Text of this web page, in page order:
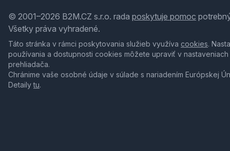
© 2001–2026 B2M.CZ s.r.o. rada poskytuje pomoc
Všetky práva vyhradené.
Táto stránka v rámci poskytovania služieb využíva cookies.
používania a dostupnosti cookies môžete upraviť v nastaveniach
prehliadača.
Chránime vaše osobné údaje v súlade s nariadením Európskej
Detailytu.